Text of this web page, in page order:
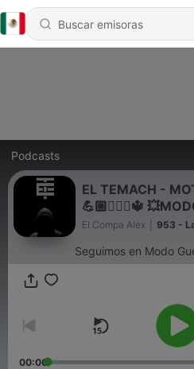
Podcasts
EL TEMACH -
💪🏼🏋🏻‍♀🔱
El Compa Alex 953 -
Seguimos en Modo
00:00